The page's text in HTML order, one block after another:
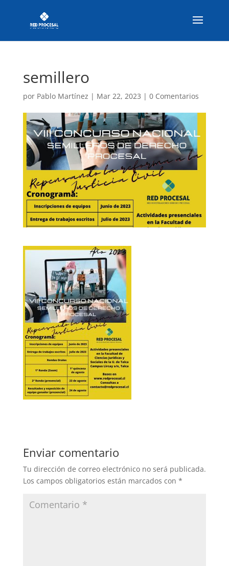
semillero
por Pablo Martínez | Mar 22, 2023 | 0 Comentarios
Enviar comentario
Tu dirección de correo electrónico no será publicada.
Los campos obligatorios están marcados con *